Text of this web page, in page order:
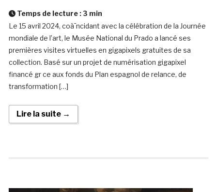
Temps de lecture : 3 min
Le 15 avril 2024, coà¯ncidant avec la célébration de la Journée
mondiale de l’art, le Musée National du Prado a lancé ses
premières visites virtuelles en gigapixels gratuites de sa
collection. Basé sur un projet de numérisation gigapixel
financé gr ce aux fonds du Plan espagnol de relance, de
transformation […]
Lire la suite →